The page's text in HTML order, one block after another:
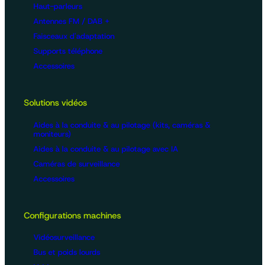
Haut-parleurs
Antennes FM / DAB +
Faisceaux d'adaptation
Supports téléphone
Accessoires
Solutions vidéos
Aides à la conduite & au pilotage (kits, caméras &
moniteurs)
Aides à la conduite & au pilotage avec IA
Caméras de surveillance
Accessoires
Configurations machines
Vidéosurveillance
Bus et poids lourds